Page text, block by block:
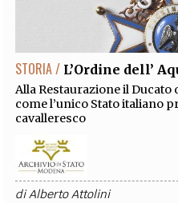
RUBRICHE LIBRI
STORIA / L’Ordine dell’
Alla Restaurazione il Ducato
come l’unico Stato italiano
cavalleresco
diAlberto Attolini